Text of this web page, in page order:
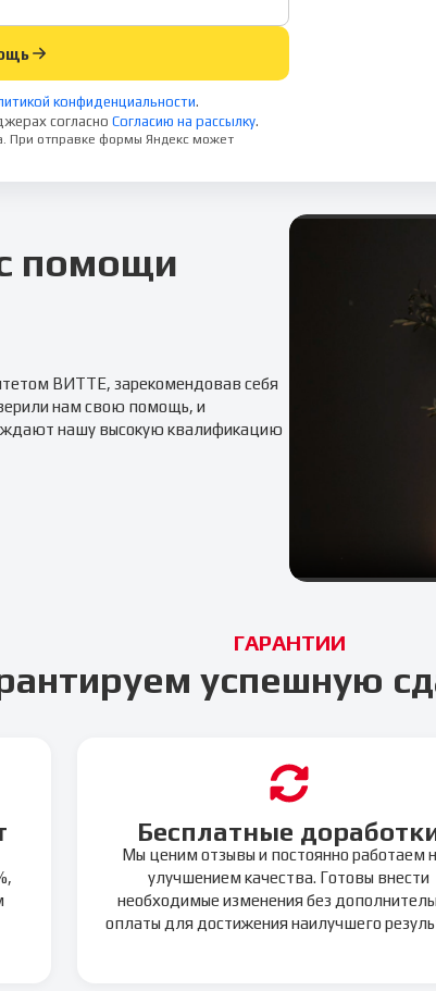
конфиденциальности.
согласно Согласию на рассылку.
При отправке формы Яндекс может
помощи
ВИТТЕ, зарекомендовав себя
нам свою помощь, и
нашу высокую квалификацию
ГАРАНТИИ
успешную
Бесплатные
Мы ценим отзывы и постоянно работаем
улучшением качества. Готовы внести
необходимые изменения без
оплаты для достижения наилучшего